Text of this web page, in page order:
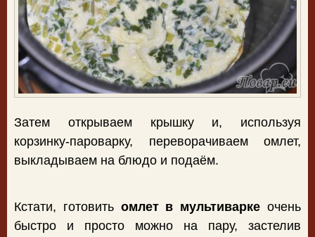
Затем открываем крышку и, используя
корзинку-пароварку, переворачиваем омлет,
выкладываем на блюдо и подаём.
Кстати, готовить омлет в мультиварке очень
быстро и просто можно на пару, застелив